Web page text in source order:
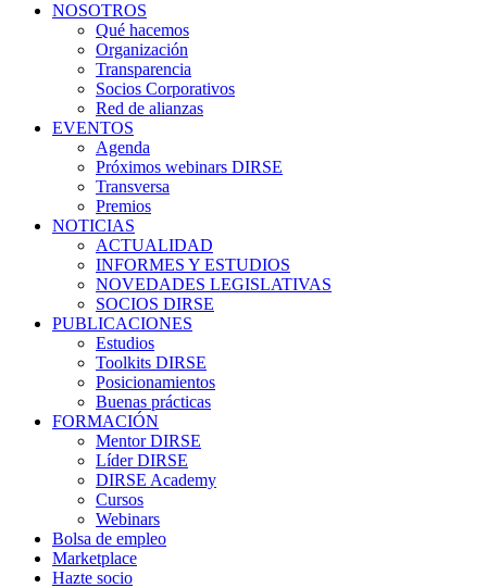
NOSOTROS
Qué hacemos
Organización
Transparencia
Socios Corporativos
Red de alianzas
EVENTOS
Agenda
Próximos webinars DIRSE
Transversa
Premios
NOTICIAS
ACTUALIDAD
INFORMES Y ESTUDIOS
NOVEDADES LEGISLATIVAS
SOCIOS DIRSE
PUBLICACIONES
Estudios
Toolkits DIRSE
Posicionamientos
Buenas prácticas
FORMACIÓN
Mentor DIRSE
Líder DIRSE
DIRSE Academy
Cursos
Webinars
Bolsa de empleo
Marketplace
Hazte socio